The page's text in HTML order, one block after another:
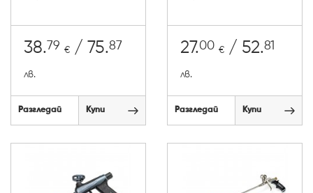
38.79 € / 75.87
лв.
Разгледай Купи
27.00 € / 52.81
лв.
Разгледай Купи